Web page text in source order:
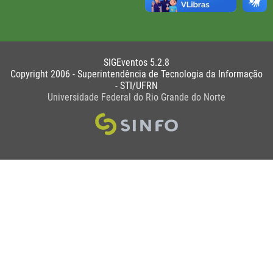
SIGEventos 5.2.8
Copyright 2006 - Superintendência de Tecnologia da Informação
- STI/UFRN
Universidade Federal do Rio Grande do Norte